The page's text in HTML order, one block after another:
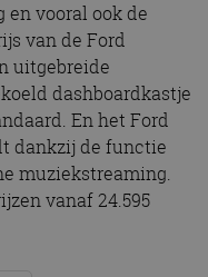
en vooral ook de
van de Ford
uitgebreide
dashboardkastje
En het Ford
dankzij de functie
muziekstreaming.
vanaf 24.595